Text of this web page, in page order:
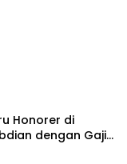
Honorer di
dengan Gaji